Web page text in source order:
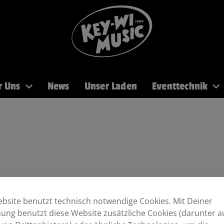
Uns News Unser Laden Eventtechnik
benutzt technisch notwendige Cookies. Mit Deiner
benutzt diese Website zusätzliche Cookies (darunter